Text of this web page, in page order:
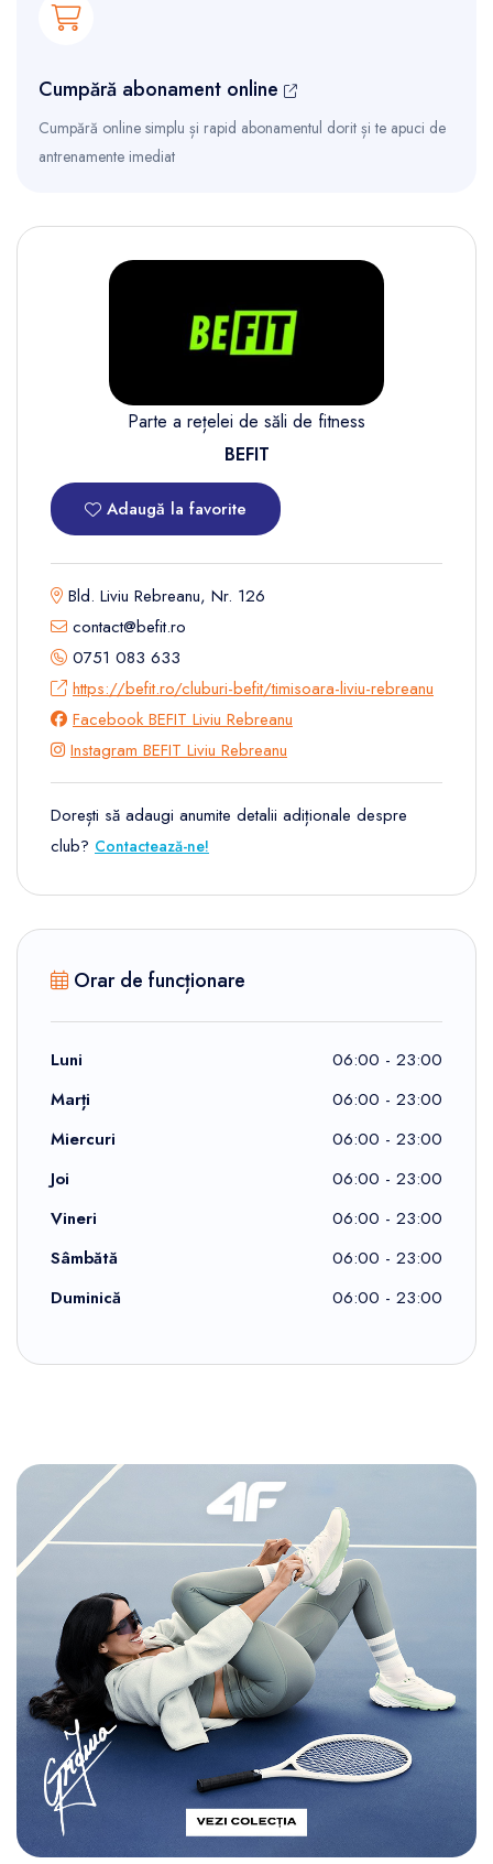
Cumpără abonament online
Cumpără online simplu și rapid abonamentul dorit și te apuci de
antrenamente imediat
Parte a rețelei de săli de fitness
BEFIT
Adaugă la favorite
Bld. Liviu Rebreanu, Nr. 126
contact@befit.ro
0751 083 633
https://befit.ro/cluburi-befit/timisoara-liviu-rebreanu
Facebook BEFIT Liviu Rebreanu
Instagram BEFIT Liviu Rebreanu
Dorești să adaugi anumite detalii adiționale despre
club? Contactează-ne!
Orar de funcționare
Luni
06:00 - 23:00
Marți
06:00 - 23:00
Miercuri
06:00 - 23:00
Joi
06:00 - 23:00
Vineri
06:00 - 23:00
Sâmbătă
06:00 - 23:00
Duminică
06:00 - 23:00